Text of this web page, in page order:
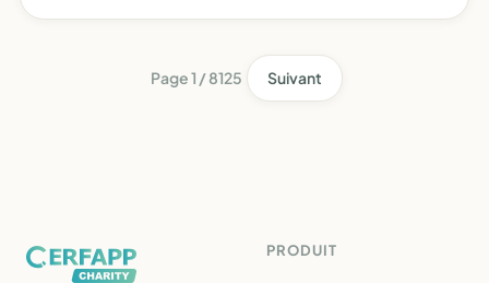
Page 1 / 8125 Suivant
PRODUIT